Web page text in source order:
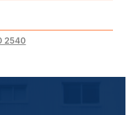
2540